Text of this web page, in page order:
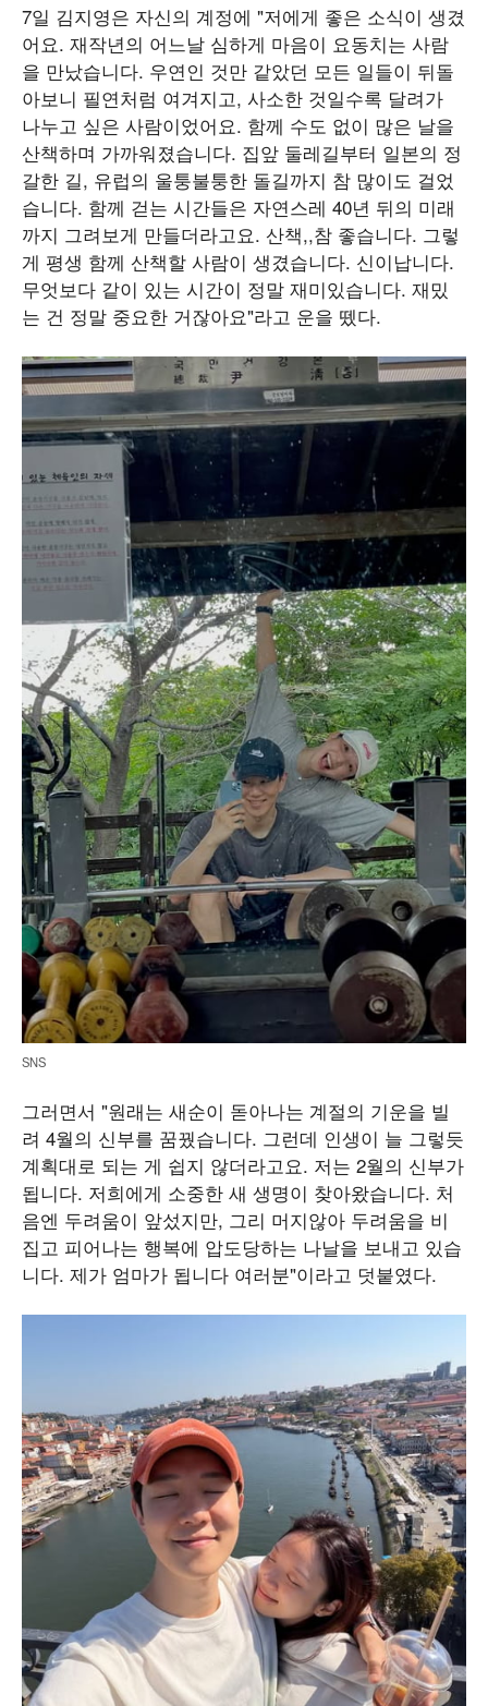
7일 김지영은 자신의 계정에 "저에게 좋은 소식이 생겼
어요. 재작년의 어느날 심하게 마음이 요동치는 사람
을 만났습니다. 우연인 것만 같았던 모든 일들이 뒤돌
아보니 필연처럼 여겨지고, 사소한 것일수록 달려가
나누고 싶은 사람이었어요. 함께 수도 없이 많은 날을
산책하며 가까워졌습니다. 집앞 둘레길부터 일본의 정
갈한 길, 유럽의 울퉁불퉁한 돌길까지 참 많이도 걸었
습니다. 함께 걷는 시간들은 자연스레 40년 뒤의 미래
까지 그려보게 만들더라고요. 산책,,참 좋습니다. 그렇
게 평생 함께 산책할 사람이 생겼습니다. 신이납니다.
무엇보다 같이 있는 시간이 정말 재미있습니다. 재밌
는 건 정말 중요한 거잖아요"라고 운을 뗐다.
SNS
그러면서 "원래는 새순이 돋아나는 계절의 기운을 빌
려 4월의 신부를 꿈꿨습니다. 그런데 인생이 늘 그렇듯
계획대로 되는 게 쉽지 않더라고요. 저는 2월의 신부가
됩니다. 저희에게 소중한 새 생명이 찾아왔습니다. 처
음엔 두려움이 앞섰지만, 그리 머지않아 두려움을 비
집고 피어나는 행복에 압도당하는 나날을 보내고 있습
니다. 제가 엄마가 됩니다 여러분"이라고 덧붙였다.